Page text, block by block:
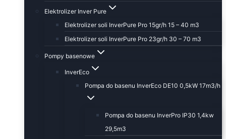
Elektrolizer Inver Pure
Elektrolizer soli InverPure Pro 15gr/h 15 – 40 m3
Elektrolizer soli InverPure Pro 23gr/h 30 – 70 m3
Pompy basenowe
InverEco
Pompa do basenu InverEco DE10 0,5kW 17m3/h
Pompa do basenu InverPro IP30 1,4kw
29,5m3